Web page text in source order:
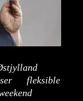
fleksible